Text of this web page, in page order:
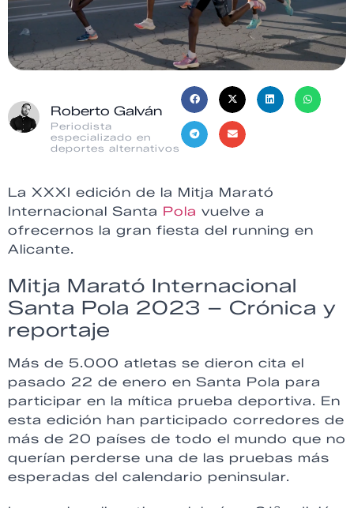
Roberto Galván
Periodista
especializado en
deportes alternativos
La XXXI edición de la Mitja Marató
Internacional Santa Pola vuelve a
ofrecernos la gran fiesta del running en
Alicante.
Mitja Marató Internacional
Santa Pola 2023 – Crónica y
reportaje
Más de 5.000 atletas se dieron cita el
pasado 22 de enero en Santa Pola para
participar en la mítica prueba deportiva. En
esta edición han participado corredores de
más de 20 países de todo el mundo que no
querían perderse una de las pruebas más
esperadas del calendario peninsular.